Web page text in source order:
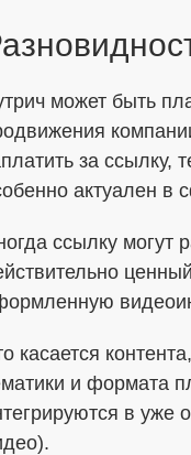
может быть
за ссылку,
актуален в
ссылку могут
касается
и формата
в уже